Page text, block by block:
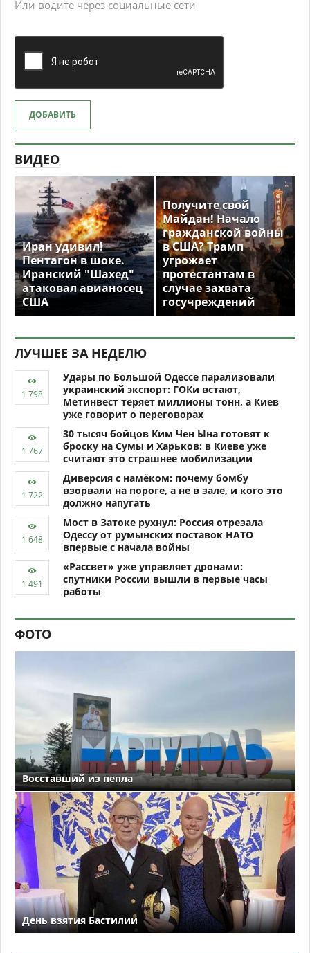
Или водите через социальные сети
ДОБАВИТЬ
ВИДЕО
Иран удивил!
Пентагон в шоке.
Иранский "Шахед"
атаковал авианосец
США
Получите свой
Майдан! Начало
гражданской войны
в США? Трамп
угрожает
протестантам в
случае захвата
госучреждений
ЛУЧШЕЕ ЗА НЕДЕЛЮ
Удары по Большой Одессе парализовали
украинский экспорт: ГОКи встают,
Метинвест теряет миллионы тонн, а Киев
уже говорит о переговорах
30 тысяч бойцов Ким Чен Ына готовят к
броску на Сумы и Харьков: в Киеве уже
считают это страшнее мобилизации
Диверсия с намёком: почему бомбу
взорвали на пороге, а не в зале, и кого это
должно напугать
Мост в Затоке рухнул: Россия отрезала
Одессу от румынских поставок НАТО
впервые с начала войны
«Рассвет» уже управляет дронами:
спутники России вышли в первые часы
работы
ФОТО
Восставший из пепла
День взятия Бастилии